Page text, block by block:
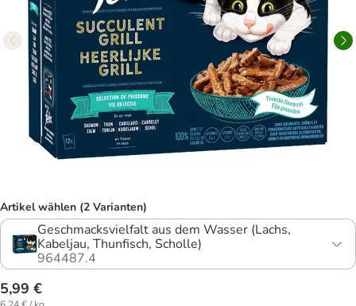
Artikel wählen (2 Varianten)
Geschmacksvielfalt aus dem Wasser (Lachs,
Kabeljau, Thunfisch, Scholle)
964487.4
5,99 €